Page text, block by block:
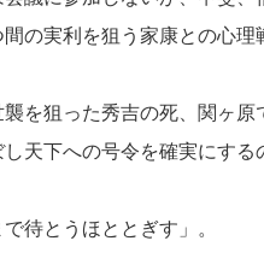
の実利を狙う家康との心理
を狙った秀吉の死、関ヶ
天下への号令を確実にする
待とうほととぎす」。